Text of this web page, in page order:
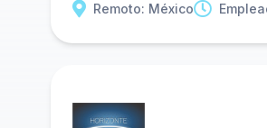
Remoto: México